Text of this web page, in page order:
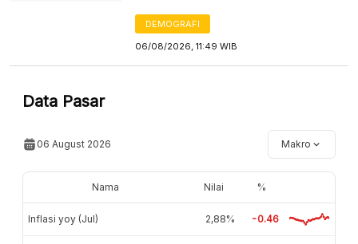
DEMOGRAFI
06/08/2026, 11:49 WIB
Data Pasar
06 August 2026 Makro
Nama Nilai %
Inflasi yoy (Jul) 2,88% -0.46